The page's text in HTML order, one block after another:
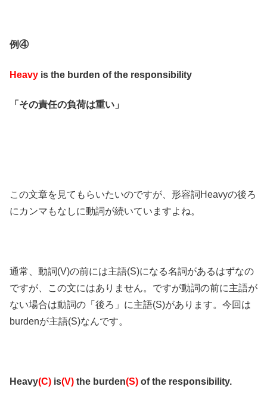
例④
Heavy is the burden of the responsibility
「その責任の負荷は重い」
この文章を見てもらいたいのですが、形容詞Heavyの後ろ
にカンマもなしに動詞が続いていますよね。
通常、動詞(V)の前には主語(S)になる名詞があるはずなの
ですが、この文にはありません。ですが動詞の前に主語が
ない場合は動詞の「後ろ」に主語(S)があります。今回は
burdenが主語(S)なんです。
Heavy(C) is(V) the burden(S) of the responsibility.